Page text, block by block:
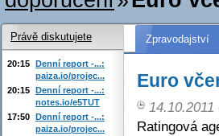
Zpravodajství
Euro
14.10.2011
Ratingová
Právě diskutujete
20:15 Denní report -...:
paiza.io/projec...
20:15 Denní report -...:
notes.io/e5TUT
17:50 Denní report -...:
paiza.io/projec...